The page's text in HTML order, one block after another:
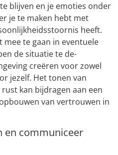
blijven en je emoties onder
je te maken hebt met
heeft.
te gaan in eventuele
de situatie te de-
creëren voor zowel
jezelf. Het tonen van
kan bijdragen aan een
van vertrouwen in
en communiceer